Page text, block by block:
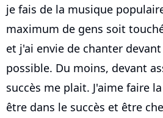
je fais de la musique
maximum de gens soit
et j'ai envie de chanter
possible. Du moins, devant
succès me plait. J'aime faire
être dans le succès et être